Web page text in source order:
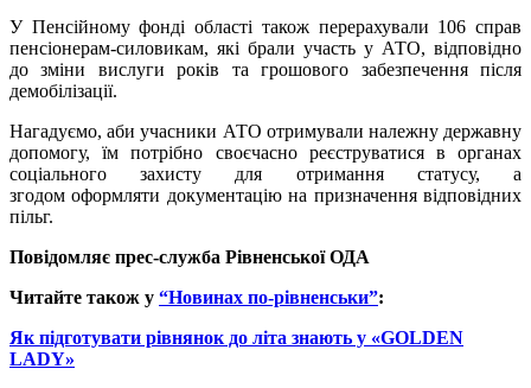
У Пенсійному фонді області також перерахували 106 справ
пенсіонерам-силовикам, які брали участь у АТО, відповідно
до зміни вислуги років та грошового забезпечення після
демобілізації.
Нагадуємо, аби учасники АТО отримували належну державну
допомогу, їм потрібно своєчасно реєструватися в органах
соціального захисту для отримання статусу, а
згодом оформляти документацію на призначення відповідних
пільг.
Повідомляє прес-служба Рівненської ОДА
Читайте також у “Новинах по-рівненськи”:
Як підготувати рівнянок до літа знають у «GOLDEN
LADY»